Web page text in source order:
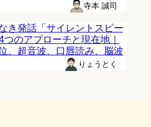
寺本 誠司
き発話「サイレントスピー
つのアプローチと現在地｜
、超音波、口唇読み、脳波
りょうとく